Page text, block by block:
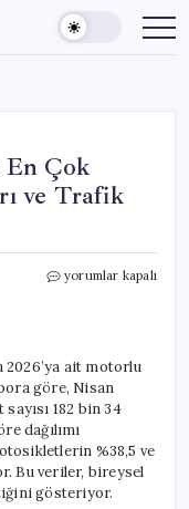
En Çok
ve Trafik
Nisan
Satan
Otomobil
Markaları
ve
Trafik
Artışı
Raporu
için
yorumlar kapalı
ait motorlu
göre, Nisan
182 bin 34
dağılımı
%38,5 ve
Bu veriler, bireysel
gösteriyor.